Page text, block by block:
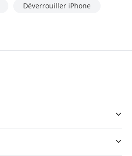
Déverrouiller iPhone